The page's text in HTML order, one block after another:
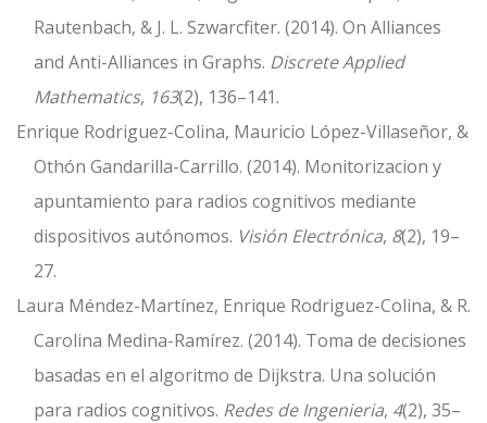
Rautenbach, & J. L. Szwarcfiter. (2014). On Alliances
and Anti-Alliances in Graphs. Discrete Applied
Mathematics, 163(2), 136–141.
Enrique Rodriguez-Colina, Mauricio López-Villaseñor, &
Othón Gandarilla-Carrillo. (2014). Monitorizacion y
apuntamiento para radios cognitivos mediante
dispositivos autónomos. Visión Electrónica, 8(2), 19–
27.
Laura Méndez-Martínez, Enrique Rodriguez-Colina, & R.
Carolina Medina-Ramírez. (2014). Toma de decisiones
basadas en el algoritmo de Dijkstra. Una solución
para radios cognitivos. Redes de Ingenieria, 4(2), 35–